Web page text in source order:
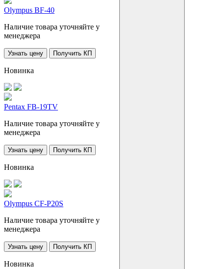
Olympus BF-40
Наличие товара уточняйте у
менеджера
Узнать цену Получить КП
Новинка
Pentax FB-19TV
Наличие товара уточняйте у
менеджера
Узнать цену Получить КП
Новинка
Olympus CF-P20S
Наличие товара уточняйте у
менеджера
Узнать цену Получить КП
Новинка